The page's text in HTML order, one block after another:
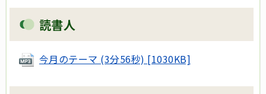
読書人
今月のテーマ (3分56秒) [1030KB]